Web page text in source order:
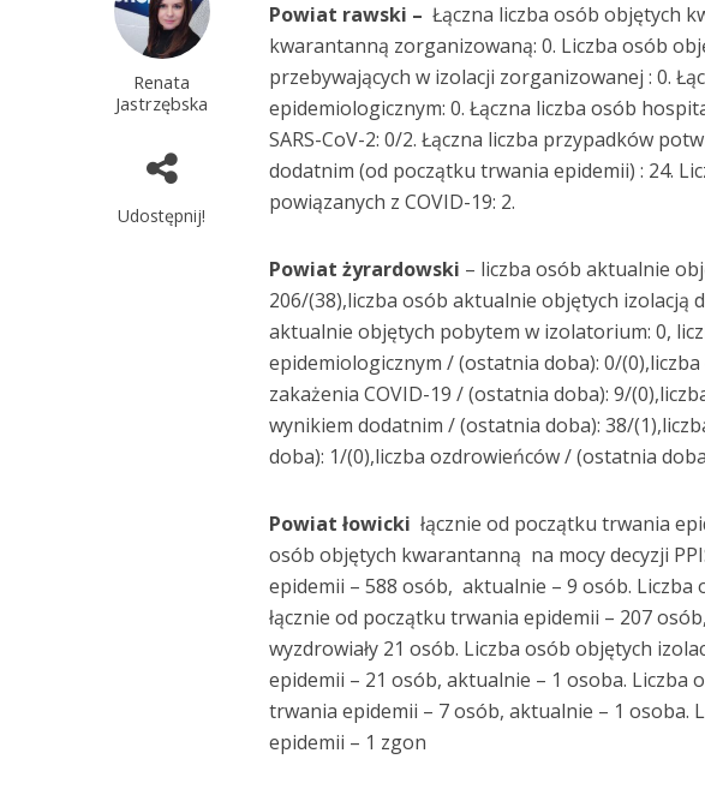
Renata
Jastrzębska
Udostępnij!
Powiat rawski – Łączna liczba osób objętych
kwarantanną zorganizowaną: 0. Liczba osób
przebywających w izolacji zorganizowanej : 0.
epidemiologicznym: 0. Łączna liczba osób
SARS-CoV-2: 0/2. Łączna liczba przypadków
dodatnim (od początku trwania epidemii) : 24.
powiązanych z COVID-19: 2.
Powiat żyrardowski – liczba osób aktualnie
206/(38),liczba osób aktualnie objętych izolacją
aktualnie objętych pobytem w izolatorium: 0,
epidemiologicznym / (ostatnia doba): 0/
zakażenia COVID-19 / (ostatnia doba): 9/
wynikiem dodatnim / (ostatnia doba): 38/
doba): 1/(0),liczba ozdrowieńców / (ostatnia
Powiat łowickiłącznie od początku trwania
osób objętych kwarantanną na mocy decyzji
epidemii – 588 osób, aktualnie – 9 osób.
łącznie od początku trwania epidemii – 207
wyzdrowiały 21 osób. Liczba osób objętych
epidemii – 21 osób, aktualnie – 1 osoba. Liczba
trwania epidemii – 7 osób, aktualnie – 1 osoba.
epidemii – 1 zgon